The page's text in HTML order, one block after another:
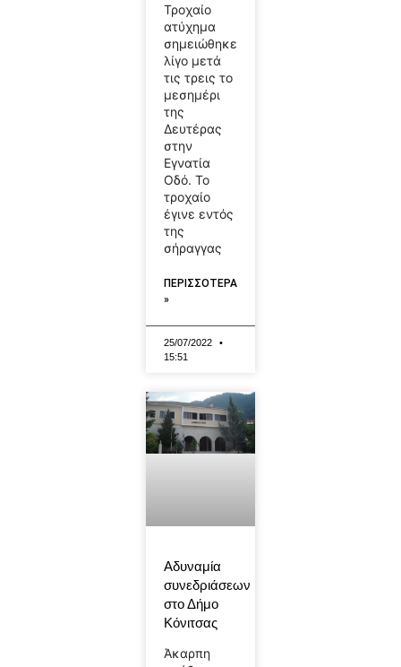
Τροχαίο
ατύχημα
σημειώθηκε
λίγο μετά
τις τρεις το
μεσημέρι
της
Δευτέρας
στην
Εγνατία
Οδό. Το
τροχαίο
έγινε εντός
της
σήραγγας
ΠΕΡΙΣΣΟΤΕΡΑ
»
25/07/2022
15:51
Αδυναμία
συνεδριάσεων
στο Δήμο
Κόνιτσας
Άκαρπη